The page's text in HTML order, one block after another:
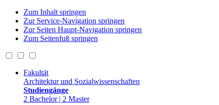
Zum Inhalt springen
Zur Service-Navigation springen
Zur Seiten Haupt-Navigation springen
Zum Seitenfuß springen
Fakultät
Architektur und Sozialwissenschaften
Studiengänge
2 Bachelor | 2 Master